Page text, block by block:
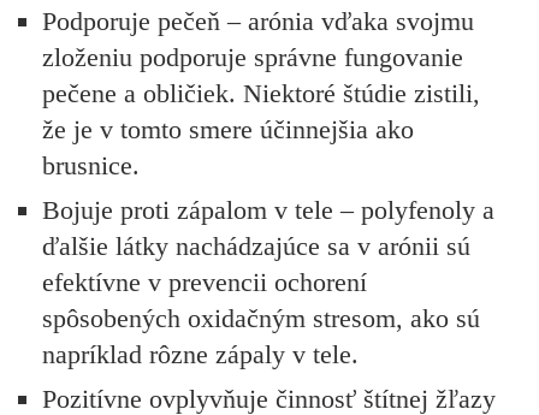
Podporuje pečeň– arónia vďaka svojmu
zloženiu podporuje správne fungovanie
pečene a obličiek. Niektoré štúdie zistili,
že je v tomto smere účinnejšia ako
brusnice.
Bojuje proti zápalom v tele – polyfenoly a
ďalšie látky nachádzajúce sa v arónii sú
efektívne v prevencii ochorení
spôsobených oxidačným stresom, ako sú
napríklad rôzne zápaly v tele.
Pozitívne ovplyvňuje činnosť štítnej žľazy